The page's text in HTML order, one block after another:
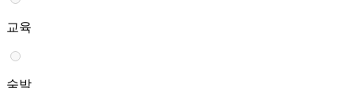
교육
숙박